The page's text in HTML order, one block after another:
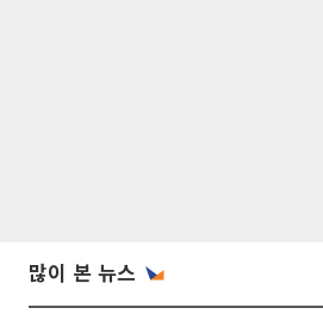
많이 본 뉴스